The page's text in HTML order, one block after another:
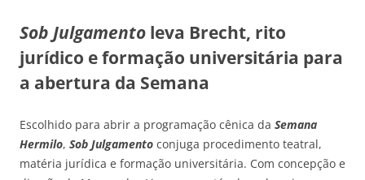
Sob Julgamento leva Brecht, rito
jurídico e formação universitária para
a abertura da Semana
Escolhido para abrir a programação cênica da Semana
Hermilo, Sob Julgamento conjuga procedimento teatral,
matéria jurídica e formação universitária. Com concepção e